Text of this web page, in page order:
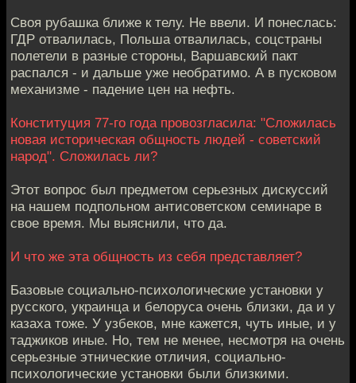
Своя рубашка ближе к телу. Не ввели. И понеслась:
ГДР отвалилась, Польша отвалилась, соцстраны
полетели в разные стороны, Варшавский пакт
распался - и дальше уже необратимо. А в пусковом
механизме - падение цен на нефть.
Конституция 77-го года провозгласила: "Cложилась
новая историческая общность людей - советский
народ". Сложилась ли?
Этот вопрос был предметом серьезных дискуссий
на нашем подпольном антисоветском семинаре в
свое время. Мы выяснили, что да.
И что же эта общность из себя представляет?
Базовые социально-психологические установки у
русского, украинца и белоруса очень близки, да и у
казаха тоже. У узбеков, мне кажется, чуть иные, и у
таджиков иные. Но, тем не менее, несмотря на очень
серьезные этнические отличия, социально-
психологические установки были близкими.